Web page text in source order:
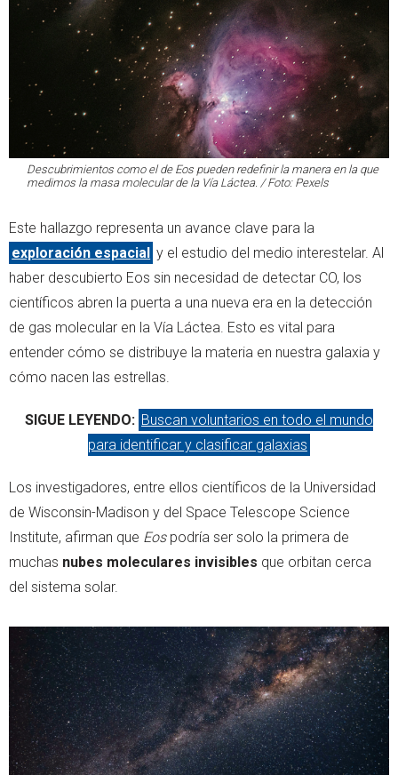
Descubrimientos como el de Eos pueden redefinir la manera en la que
medimos la masa molecular de la Vía Láctea. / Foto: Pexels
Este hallazgo representa un avance clave para la
exploración espacial y el estudio del medio interestelar. Al
haber descubierto Eos sin necesidad de detectar CO, los
científicos abren la puerta a una nueva era en la detección
de gas molecular en la Vía Láctea. Esto es vital para
entender cómo se distribuye la materia en nuestra galaxia y
cómo nacen las estrellas.
SIGUE LEYENDO: Buscan voluntarios en todo el mundo
para identificar y clasificar galaxias
Los investigadores, entre ellos científicos de la Universidad
de Wisconsin-Madison y del Space Telescope Science
Institute, afirman que Eospodría ser solo la primera de
muchas nubes moleculares invisibles que orbitan cerca
del sistema solar.